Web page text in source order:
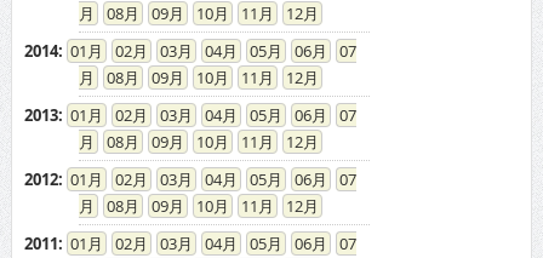
08
09 10 11
12
2014: 01 02 03 04 05 06
07
08
09 10 11
12
2013: 01 02 03 04 05 06
07
08
09 10 11
12
2012: 01 02 03 04 05 06
07
08
09 10 11
12
2011: 01 02 03 04 05 06
07